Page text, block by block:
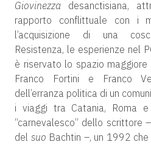
Giovinezza desanctisiana,
rapporto conflittuale con i
l’acquisizione di una
Resistenza, le esperienze nel
è riservato lo spazio
Franco Fortini e Franco
dell’erranza politica di un
i viaggi tra Catania, Roma
“carnevalesco” dello scrittore
del suo Bachtin –, un 1992 che